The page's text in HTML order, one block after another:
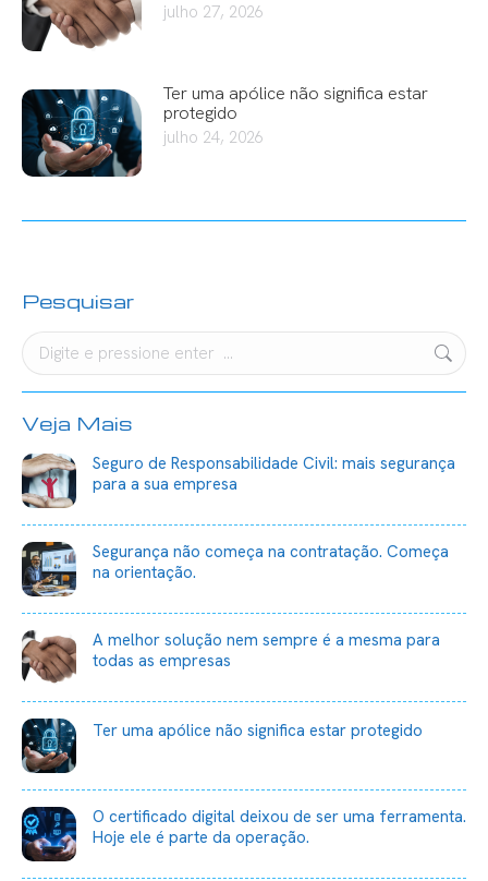
julho 27, 2026
Ter uma apólice não significa estar
protegido
julho 24, 2026
Pesquisar
Search:
Veja Mais
Seguro de Responsabilidade Civil: mais segurança
para a sua empresa
Segurança não começa na contratação. Começa
na orientação.
A melhor solução nem sempre é a mesma para
todas as empresas
Ter uma apólice não significa estar protegido
O certificado digital deixou de ser uma ferramenta.
Hoje ele é parte da operação.